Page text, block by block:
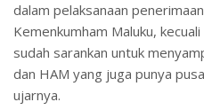
dalam pelaksanaan
Kemenkumham Maluku,
sudah sarankan untuk
dan HAM yang juga punya
ujarnya.